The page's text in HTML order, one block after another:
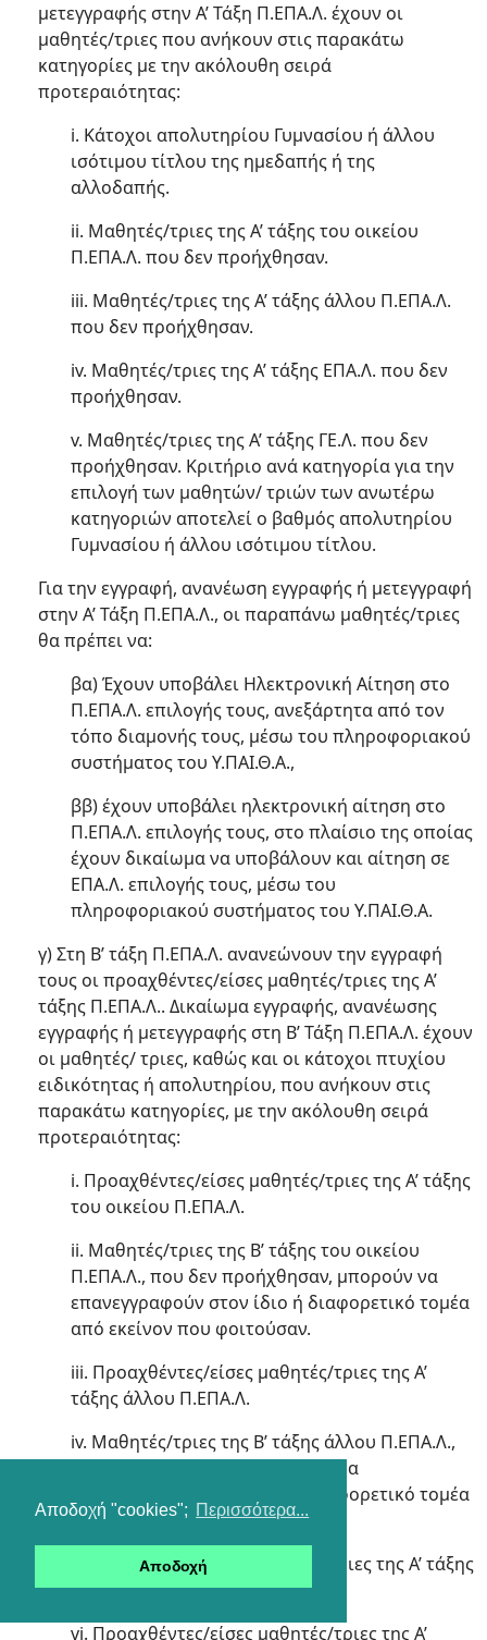
Αποδοχή "cookies"; Περισσότερα...
Αποδοχή
μετεγγραφής στην A’ Τάξη Π.ΕΠΑ.Λ. έχουν οι
μαθητές/τριες που ανήκουν στις παρακάτω
κατηγορίες με την ακόλουθη σειρά
προτεραιότητας:
i. Κάτοχοι απολυτηρίου Γυμνασίου ή άλλου
ισότιμου τίτλου της ημεδαπής ή της
αλλοδαπής.
ii. Μαθητές/τριες της A’ τάξης του οικείου
Π.ΕΠΑ.Λ. που δεν προήχθησαν.
iii. Μαθητές/τριες της A’ τάξης άλλου Π.ΕΠΑ.Λ.
που δεν προήχθησαν.
iv. Μαθητές/τριες της A’ τάξης ΕΠΑ.Λ. που δεν
προήχθησαν.
v. Μαθητές/τριες της A’ τάξης ΓΕ.Λ. που δεν
προήχθησαν. Κριτήριο ανά κατηγορία για την
επιλογή των μαθητών/ τριών των ανωτέρω
κατηγοριών αποτελεί ο βαθμός απολυτηρίου
Γυμνασίου ή άλλου ισότιμου τίτλου.
Για την εγγραφή, ανανέωση εγγραφής ή μετεγγραφή
στην A’ Τάξη Π.ΕΠΑ.Λ., οι παραπάνω μαθητές/τριες
θα πρέπει να:
βα) Έχουν υποβάλει Ηλεκτρονική Αίτηση στο
Π.ΕΠΑ.Λ. επιλογής τους, ανεξάρτητα από τον
τόπο διαμονής τους, μέσω του πληροφοριακού
συστήματος του Υ.ΠΑΙ.Θ.Α.,
ββ) έχουν υποβάλει ηλεκτρονική αίτηση στο
Π.ΕΠΑ.Λ. επιλογής τους, στο πλαίσιο της οποίας
έχουν δικαίωμα να υποβάλουν και αίτηση σε
ΕΠΑ.Λ. επιλογής τους, μέσω του
πληροφοριακού συστήματος του Υ.ΠΑΙ.Θ.Α.
γ) Στη Β’ τάξη Π.ΕΠΑ.Λ. ανανεώνουν την εγγραφή
τους οι προαχθέντες/είσες μαθητές/τριες της Α’
τάξης Π.ΕΠΑ.Λ.. Δικαίωμα εγγραφής, ανανέωσης
εγγραφής ή μετεγγραφής στη Β’ Τάξη Π.ΕΠΑ.Λ. έχουν
οι μαθητές/ τριες, καθώς και οι κάτοχοι πτυχίου
ειδικότητας ή απολυτηρίου, που ανήκουν στις
παρακάτω κατηγορίες, με την ακόλουθη σειρά
προτεραιότητας:
i. Προαχθέντες/είσες μαθητές/τριες της Α’ τάξης
του οικείου Π.ΕΠΑ.Λ.
ii. Μαθητές/τριες της Β’ τάξης του οικείου
Π.ΕΠΑ.Λ., που δεν προήχθησαν, μπορούν να
επανεγγραφούν στον ίδιο ή διαφορετικό τομέα
από εκείνον που φοιτούσαν.
iii. Προαχθέντες/είσες μαθητές/τριες της Α’
τάξης άλλου Π.ΕΠΑ.Λ.
iv. Μαθητές/τριες της Β’ τάξης άλλου Π.ΕΠΑ.Λ.,
που δεν προήχθησαν, μπορούν να
επανεγγραφούν στον ίδιο ή διαφορετικό τομέα
από εκείνον που φοιτούσαν.
v. Προαχθέντες/είσες μαθητές/τριες της Α’ τάξης
ΕΠΑ.Λ.
vi. Προαχθέντες/είσες μαθητές/τριες της Α’